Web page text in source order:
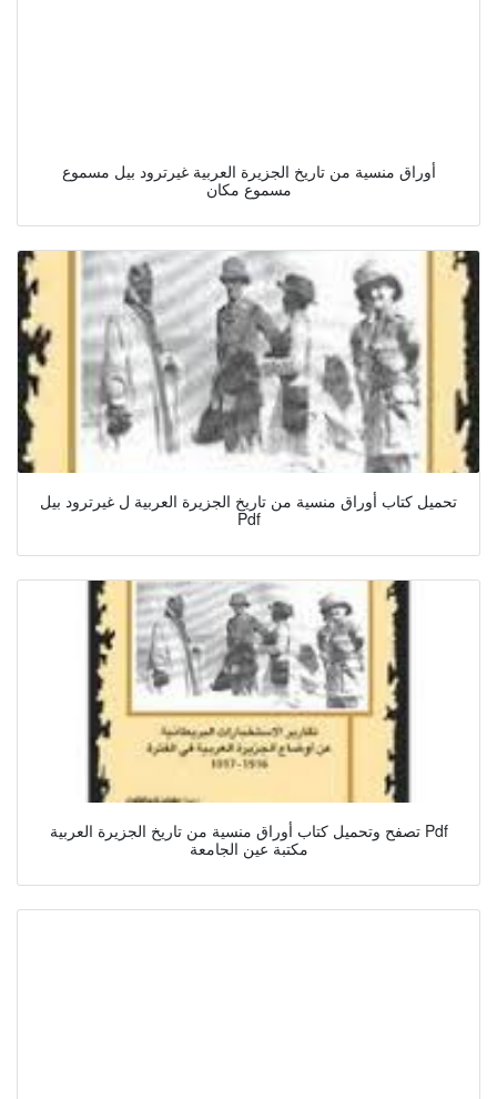
أوراق منسية من تاريخ الجزيرة العربية غيرترود بيل مسموع
مسموع مكان
تحميل كتاب أوراق منسية من تاريخ الجزيرة العربية ل غيرترود بيل
Pdf
تصفح وتحميل كتاب أوراق منسية من تاريخ الجزيرة العربية Pdf
مكتبة عين الجامعة